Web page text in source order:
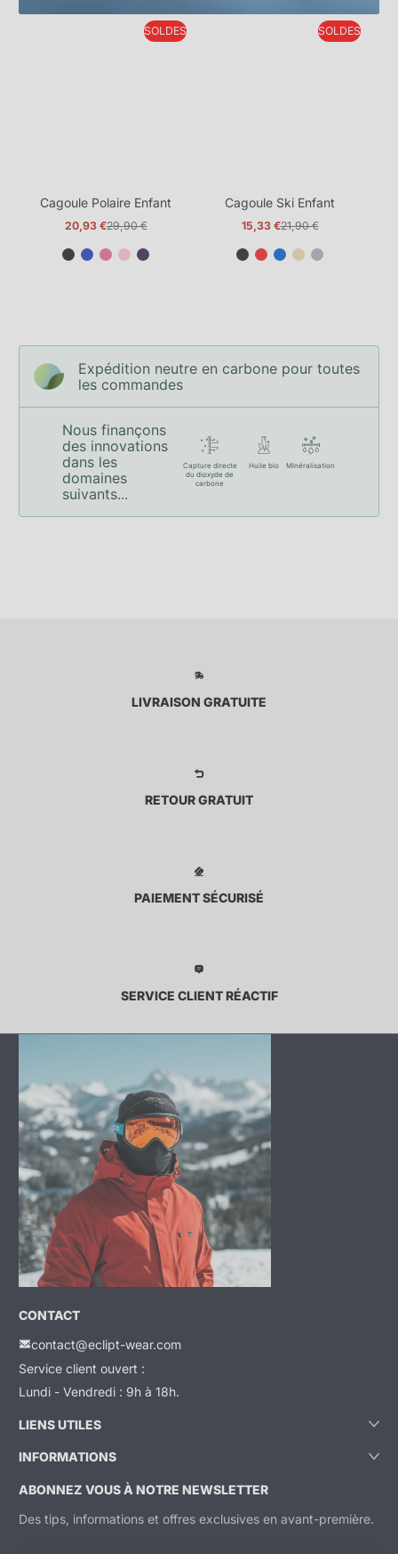
SOLDES
Cagoule Polaire Enfant
Prix
20,93 €
Prix
29,90 €
SOLDES
Cagoule Ski Enfant
Prix
15,33 €
Prix
21,90 €
Expédition neutre en carbone pour toutes
les commandes
Nous finançons
des innovations
dans les
domaines
suivants...
Capture directe
du dioxyde de
carbone
Huile bio Minéralisation
LIVRAISON GRATUITE
RETOUR GRATUIT
PAIEMENT SÉCURISÉ
SERVICE CLIENT RÉACTIF
CONTACT
contact@eclipt-wear.com
Service client ouvert :
Lundi - Vendredi : 9h à 18h.
LIENS UTILES
INFORMATIONS
ABONNEZ VOUS À NOTRE NEWSLETTER
Des tips, informations et offres exclusives en avant-première.